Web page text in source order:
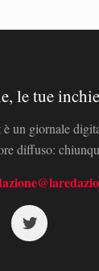
le tue
un giornale
diffuso: